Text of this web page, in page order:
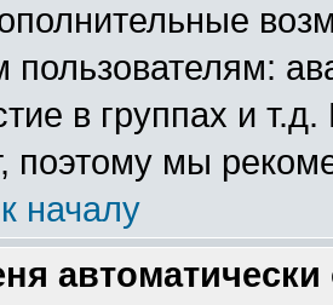
в группах и
поэтому мы
началу
автоматически